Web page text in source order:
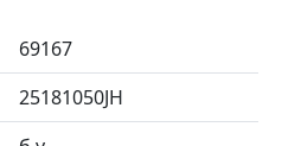
69167
25181050JH